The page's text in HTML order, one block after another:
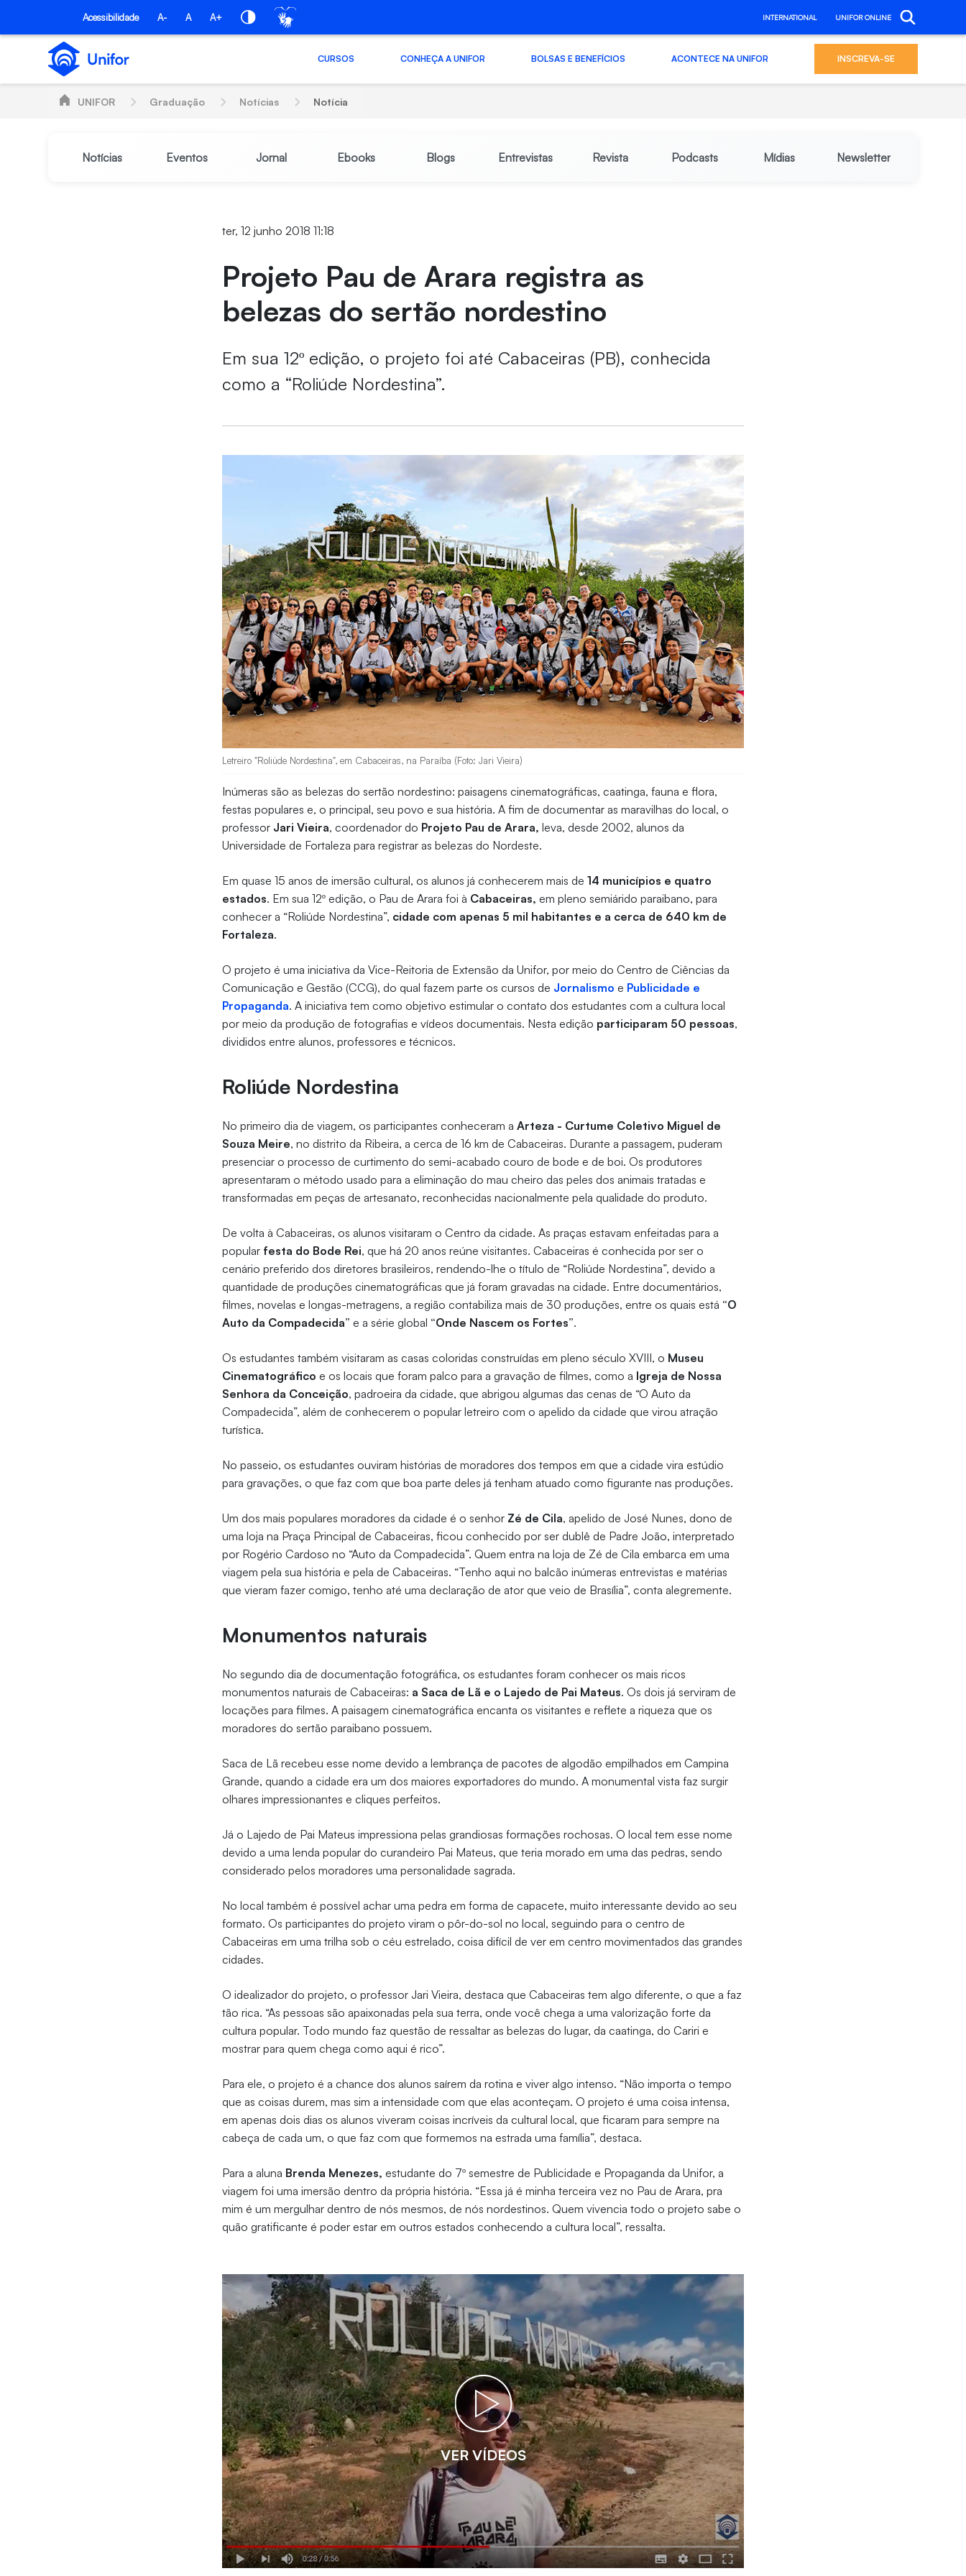
Pular para o Conteúdo principal
Acessibilidade A- A A+ INTERNATIONAL UNIFOR ONLINE
CURSOS CONHEÇA A UNIFOR BOLSAS E BENEFÍCIOS ACONTECE NA UNIFOR INSCREVA-SE
UNIFOR Graduação Notícias Notícia
Notícias Eventos Jornal Ebooks Blogs Entrevistas Revista Podcasts Mídias Newsletter
ter, 12 junho 2018 11:18
Projeto Pau de Arara registra as
belezas do sertão nordestino
Em sua 12º edição, o projeto foi até Cabaceiras (PB), conhecida
como a “Roliúde Nordestina”.
Letreiro "Roliúde Nordestina", em Cabaceiras, na Paraíba (Foto: Jari Vieira)
Inúmeras são as belezas do sertão nordestino: paisagens cinematográficas, caatinga, fauna e flora,
festas populares e, o principal, seu povo e sua história. A fim de documentar as maravilhas do local, o
professor Jari Vieira, coordenador do Projeto Pau de Arara, leva, desde 2002, alunos da
Universidade de Fortaleza para registrar as belezas do Nordeste.
Em quase 15 anos de imersão cultural, os alunos já conhecerem mais de 14 municípios e quatro
estados. Em sua 12º edição, o Pau de Arara foi à Cabaceiras, em pleno semiárido paraibano, para
conhecer a “Roliúde Nordestina”, cidade com apenas 5 mil habitantes e a cerca de 640 km de
Fortaleza.
O projeto é uma iniciativa da Vice-Reitoria de Extensão da Unifor, por meio do Centro de Ciências da
Comunicação e Gestão (CCG), do qual fazem parte os cursos de Jornalismo e Publicidade e
Propaganda. A iniciativa tem como objetivo estimular o contato dos estudantes com a cultura local
por meio da produção de fotografias e vídeos documentais. Nesta edição participaram 50 pessoas,
divididos entre alunos, professores e técnicos.
Roliúde Nordestina
No primeiro dia de viagem, os participantes conheceram aArteza - Curtume Coletivo Miguel de
Souza Meire, no distrito da Ribeira, a cerca de 16 km de Cabaceiras. Durante a passagem, puderam
presenciar o processo de curtimento do semi-acabado couro de bode e de boi. Os produtores
apresentaram o método usado para a eliminação do mau cheiro das peles dos animais tratadas e
transformadas em peças de artesanato, reconhecidas nacionalmente pela qualidade do produto.
De volta à Cabaceiras, os alunos visitaram o Centro da cidade. As praças estavam enfeitadas para a
popular festa do Bode Rei, que há 20 anos reúne visitantes. Cabaceiras é conhecida por ser o
cenário preferido dos diretores brasileiros, rendendo-lhe o título de “Roliúde Nordestina”, devido a
quantidade de produções cinematográficas que já foram gravadas na cidade. Entre documentários,
filmes, novelas e longas-metragens, a região contabiliza mais de 30 produções, entre os quais está “O
Auto da Compadecida” e a série global “Onde Nascem os Fortes”.
Os estudantes também visitaram as casas coloridas construídas em pleno século XVIII, o Museu
Cinematográfico e os locais que foram palco para a gravação de filmes, como a Igreja de Nossa
Senhora da Conceição, padroeira da cidade, que abrigou algumas das cenas de “O Auto da
Compadecida”, além de conhecerem o popular letreiro com o apelido da cidade que virou atração
turística.
No passeio, os estudantes ouviram histórias de moradores dos tempos em que a cidade vira estúdio
para gravações, o que faz com que boa parte deles já tenham atuado como figurante nas produções.
Um dos mais populares moradores da cidade é o senhor Zé de Cila, apelido de José Nunes, dono de
uma loja na Praça Principal de Cabaceiras, ficou conhecido por ser dublê de Padre João, interpretado
por Rogério Cardoso no “Auto da Compadecida”. Quem entra na loja de Zé de Cila embarca em uma
viagem pela sua história e pela de Cabaceiras. “Tenho aqui no balcão inúmeras entrevistas e matérias
que vieram fazer comigo, tenho até uma declaração de ator que veio de Brasília”, conta alegremente.
Monumentos naturais
No segundo dia de documentação fotográfica, os estudantes foram conhecer os mais ricos
monumentos naturais de Cabaceiras: a Saca de Lã e o Lajedo de Pai Mateus. Os dois já serviram de
locações para filmes. A paisagem cinematográfica encanta os visitantes e reflete a riqueza que os
moradores do sertão paraibano possuem.
Saca de Lã recebeu esse nome devido a lembrança de pacotes de algodão empilhados em Campina
Grande, quando a cidade era um dos maiores exportadores do mundo. A monumental vista faz surgir
olhares impressionantes e cliques perfeitos.
Já o Lajedo de Pai Mateus impressiona pelas grandiosas formações rochosas. O local tem esse nome
devido a uma lenda popular do curandeiro Pai Mateus, que teria morado em uma das pedras, sendo
considerado pelos moradores uma personalidade sagrada.
No local também é possível achar uma pedra em forma de capacete, muito interessante devido ao seu
formato. Os participantes do projeto viram o pôr-do-sol no local, seguindo para o centro de
Cabaceiras em uma trilha sob o céu estrelado, coisa difícil de ver em centro movimentados das grandes
cidades.
O idealizador do projeto, o professor Jari Vieira, destaca que Cabaceiras tem algo diferente, o que a faz
tão rica. “As pessoas são apaixonadas pela sua terra, onde você chega a uma valorização forte da
cultura popular. Todo mundo faz questão de ressaltar as belezas do lugar, da caatinga, do Cariri e
mostrar para quem chega como aqui é rico”.
Para ele, o projeto é a chance dos alunos saírem da rotina e viver algo intenso. “Não importa o tempo
que as coisas durem, mas sim a intensidade com que elas aconteçam. O projeto é uma coisa intensa,
em apenas dois dias os alunos viveram coisas incríveis da cultural local, que ficaram para sempre na
cabeça de cada um, o que faz com que formemos na estrada uma família”, destaca.
Para a aluna Brenda Menezes, estudante do 7º semestre de Publicidade e Propaganda da Unifor, a
viagem foi uma imersão dentro da própria história. “Essa já é minha terceira vez no Pau de Arara, pra
mim é um mergulhar dentro de nós mesmos, de nós nordestinos. Quem vivencia todo o projeto sabe o
quão gratificante é poder estar em outros estados conhecendo a cultura local”, ressalta.
VER VÍDEOS